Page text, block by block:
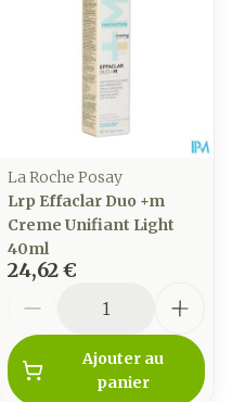
La Roche Posay
Lrp Effaclar Duo +m
Creme Unifiant Light
40ml
24,62 €
Ajouter au
panier